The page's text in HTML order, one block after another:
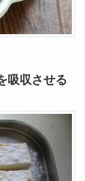
吸収させる